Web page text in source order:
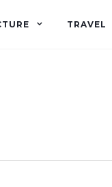
TRAVEL